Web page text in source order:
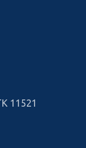
11521